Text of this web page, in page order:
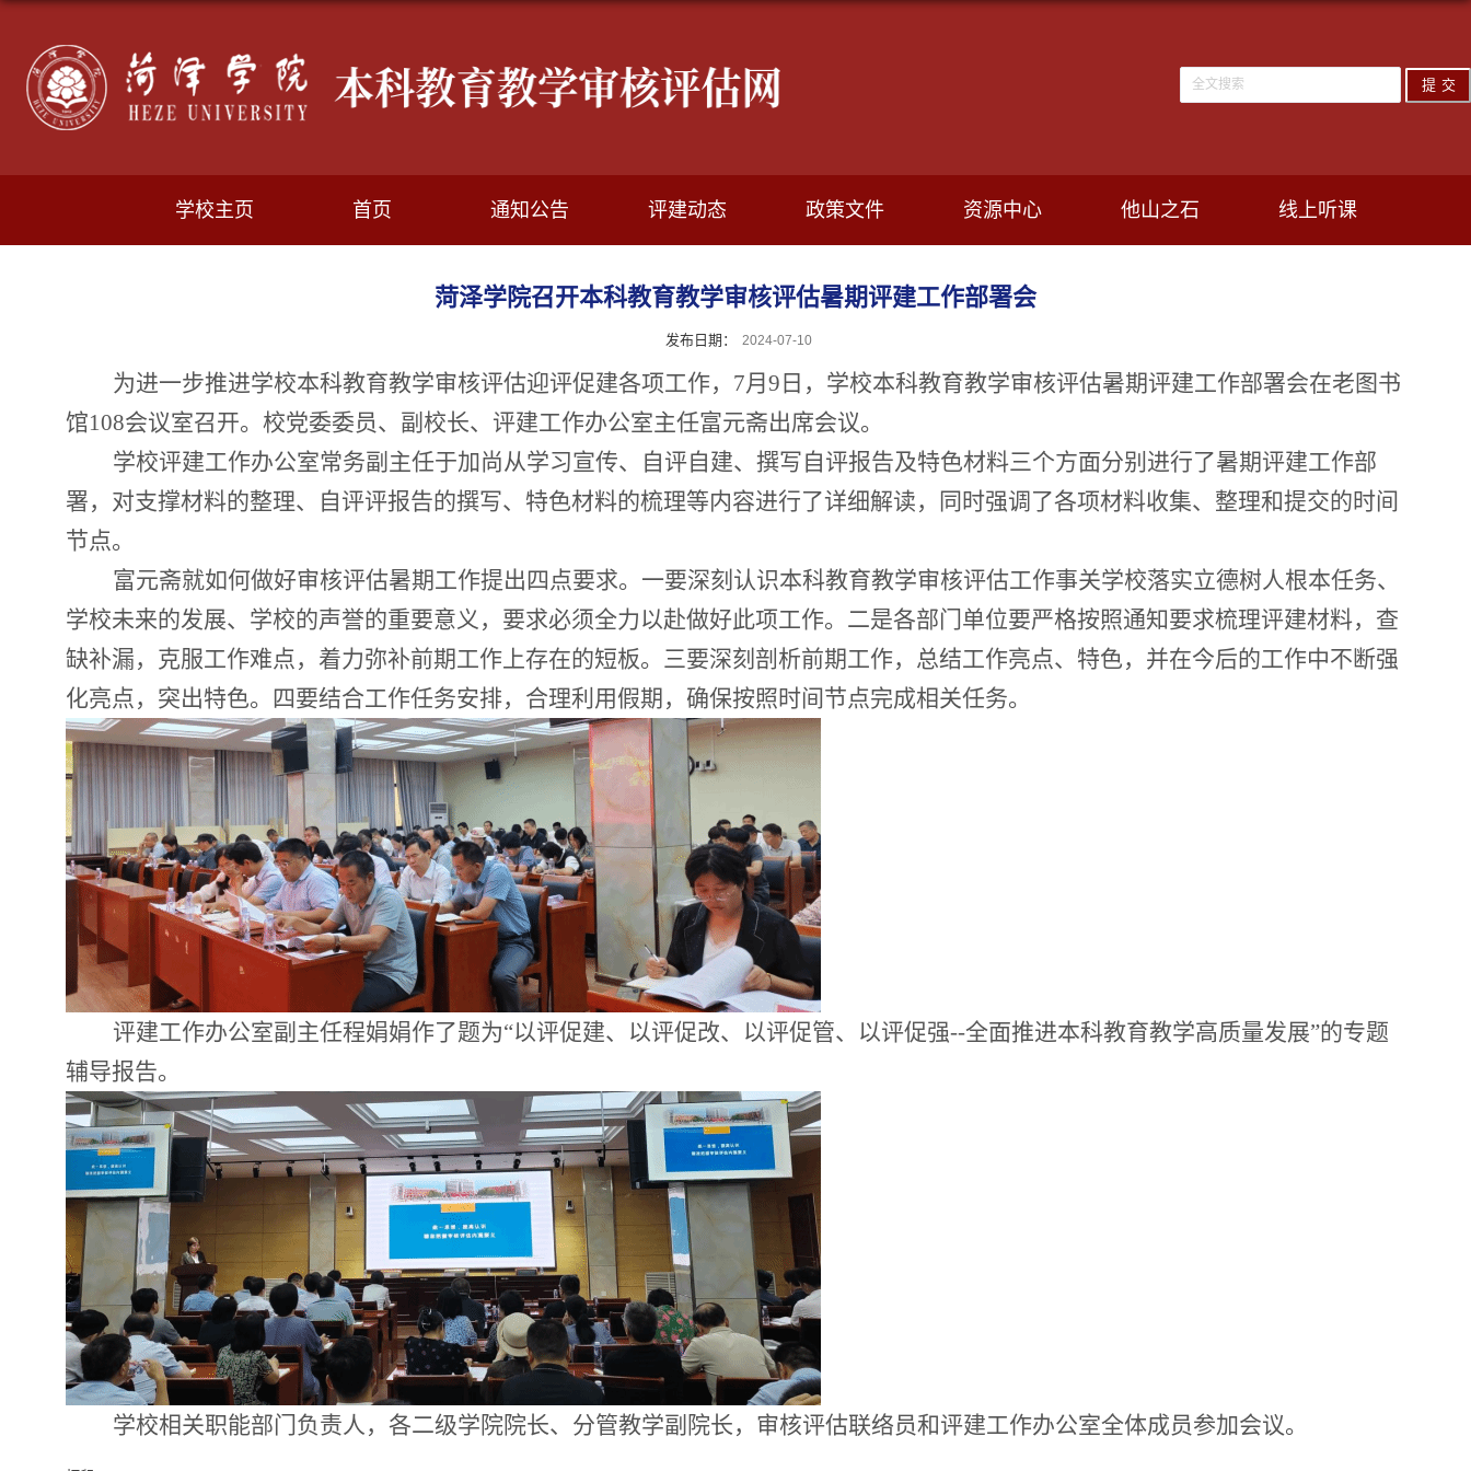
学校主页 首页 通知公告 评建动态 政策文件 资源中心 他山之石 线上听课
菏泽学院召开本科教育教学审核评估暑期评建工作部署会
发布日期： 2024-07-10
为进一步推进学校本科教育教学审核评估迎评促建各项工作， 7月 9 日，学校本科教育教学审核评估暑期评建工作部署会在老图书
馆108会议室召开。校党委委员、副校长、评建工作办公室主任富元斋出席会议。
学校评建工作办公室常务副 主任于加尚从学习宣传、自评自建、撰写自评报告及特色材料三个方面分别进行了暑期评建工作部
署，对支撑材料的整理、自评评报告的撰写、特色材料的梳理等内容进行了详细解读，同时强调了各项材料收集、整理和提交的时间
节点。
富元斋就如何做好审核评估暑期工作提出四点要求。 一要深刻认识本科教育教学审核评估工作事关学校落实立德树人根本任务、
学校未来的发展、学校的声誉的重要意义 ， 要求必须全力以赴做好此项工作。 二是各部门单位要严格按照通知要求梳理评建材料，查
缺补漏，克服工作难点，着力弥补前期工作 上存在的短板。 三要深刻 剖析前期工作， 总结工作亮点、特色，并在今后的工作中不断强
化亮点，突出特色。 四要结合工作任务安排，合理利用假期，确保按照时间节点完成相关任务。
评建工作办公室副主任程娟娟作了题为“以评促建、以评促改、以评促管、以评促强--全面推进本科教育教学高质量发展”的专题
辅导报告。
学校相关职能部门负责人，各二级学院院长、分管教学副院长，审核评估联络员和评建工作办公室全体成员参加会议。